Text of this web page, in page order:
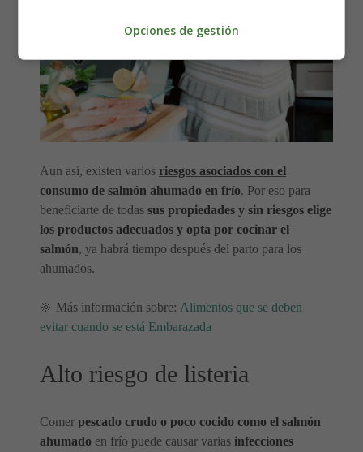
Aun así, existen varios riesgos asociados con el
consumo de salmón ahumado en frío. Por eso para
beneficiarte de todas sus propiedades y sin riesgos elige
los productos adecuados y opta por cocinar el
salmón, ya habrá tiempo después del parto para los
ahumados.
🔆 Más información sobre: Alimentos que se deben
evitar cuando se está Embarazada
Alto riesgo de listeria
Comer pescado crudo o poco cocido como el salmón
ahumado en frío puede causar varias infecciones
Opciones de gestión